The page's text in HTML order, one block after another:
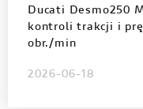
Ducati Desmo250
kontroli trakcji i
obr./min
2026-06-18